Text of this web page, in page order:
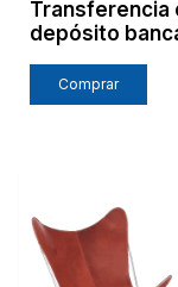
Transferencia
depósito
Comprar